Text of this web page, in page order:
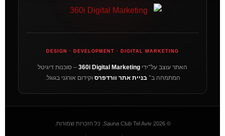
DESIGN · DEVELOPMENT · DIGITAL MARKETING
האתר עוצב על־ידי 360i Digital Marketing – סוכנות דיגיטל
המתמחה ב־בניית אתר וורדפרס וקידום אורגני בגוגל.
©
2026 Sauna Club Tel Aviv. כל הזכויות שמורות.